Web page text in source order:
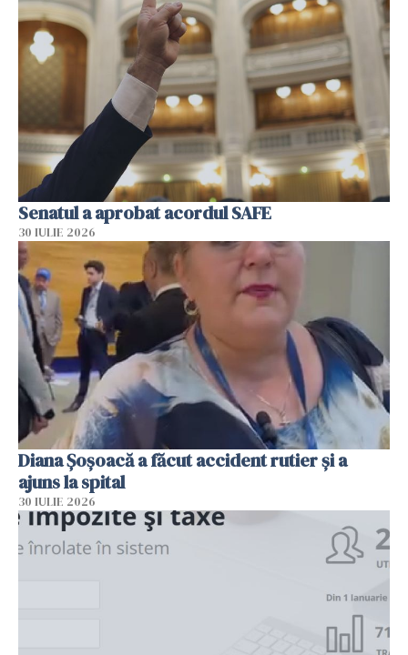
Senatul a aprobat acordul SAFE
30 IULIE 2026
Diana Șoșoacă a făcut accident rutier și a
ajuns la spital
30 IULIE 2026